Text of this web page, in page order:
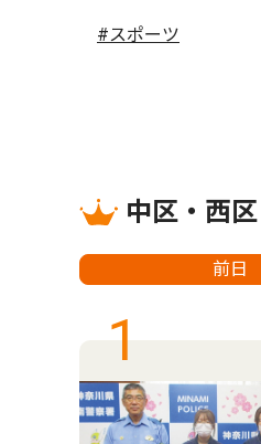
#スポーツ
中区・西
前日
1